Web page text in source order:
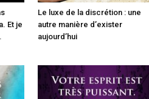
Et je
Le luxe de la discrétion : une
autre manière d’exister
aujourd’hui